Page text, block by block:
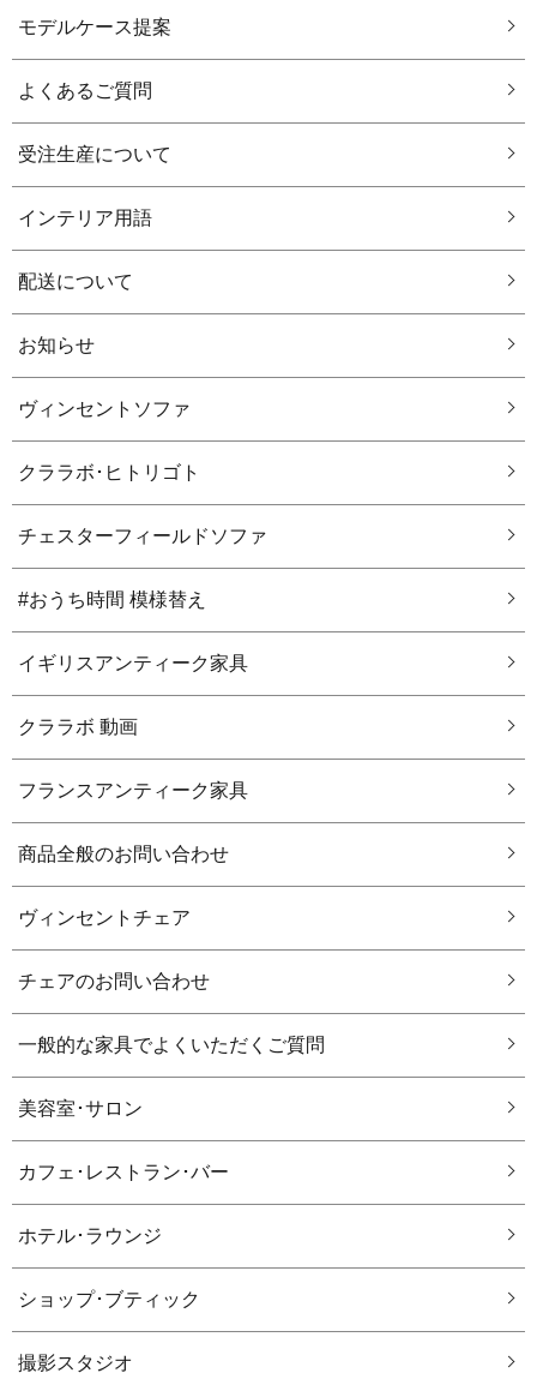
モデルケース提案
よくあるご質問
受注生産について
インテリア用語
配送について
お知らせ
ヴィンセントソファ
クララボ･ヒトリゴト
チェスターフィールドソファ
#おうち時間 模様替え
イギリスアンティーク家具
クララボ 動画
フランスアンティーク家具
商品全般のお問い合わせ
ヴィンセントチェア
チェアのお問い合わせ
一般的な家具でよくいただくご質問
美容室･サロン
カフェ･レストラン･バー
ホテル･ラウンジ
ショップ･ブティック
撮影スタジオ